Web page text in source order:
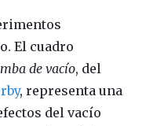
El cuadro
de vacío, del
, representa una
del vacío